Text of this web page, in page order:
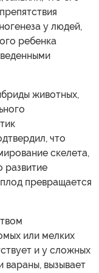
у людей,
ребенка
животных,
что
скелета,
развитие
превращается
или мелких
и у сложных
вараны, вызывает